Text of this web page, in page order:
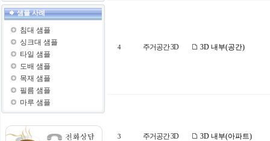
샘플 사례
침대 샘플
싱크대 샘플
타일 샘플
도배 샘플
목재 샘플
필름 샘플
마루 샘플
4 주거공간 3D 3D 내부(공간)
3 주거공간 3D 3D 내부(아파트)